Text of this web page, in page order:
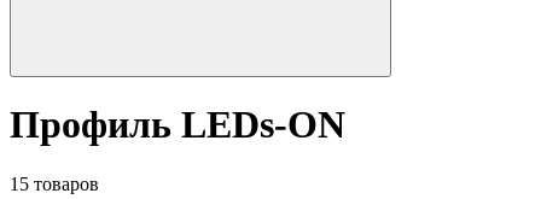
Профиль LEDs-ON
15 товаров